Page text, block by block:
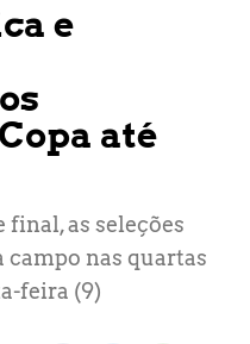
e
até
final, as seleções
campo nas quartas
feira (9)